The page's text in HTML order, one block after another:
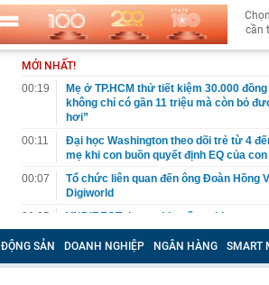
cần
MỚI NHẤT!
00:19
Mẹ ở TP.HCM thử tiết kiệm 30.000
không chỉ có gần 11 triệu mà còn bỏ
hơi”
00:11
Đại học Washington theo dõi trẻ từ 4
mẹ khi con buồn quyết định EQ của
00:07
Tổ chức liên quan đến ông Đoàn Hồng
Digiworld
00:05
VNDIRECT đưa ra khuyến nghị quan
khoán
Doanh nghiệp Việt Nam có doanh thu
đăng ký vào nhóm 500 doanh nghiệp
SẢN DOANH NGHIỆP NGÂN HÀNG SMART